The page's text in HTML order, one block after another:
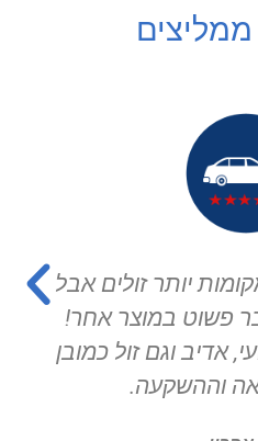
אבל
אחר!
כמובן
המוסך הכי